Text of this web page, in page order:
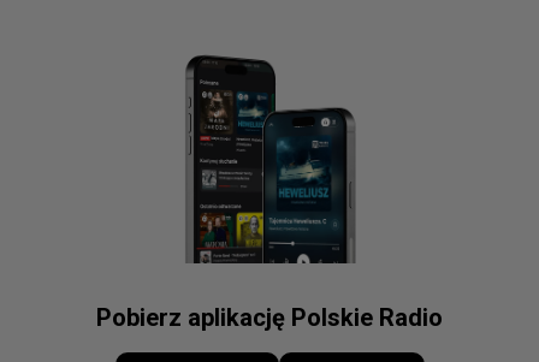
Pobierz aplikację Polskie Radio